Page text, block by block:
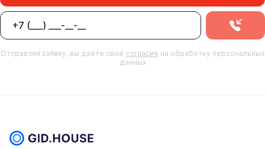
Отправляя заявку, вы даёте своё согласие на обработку персональных
данных